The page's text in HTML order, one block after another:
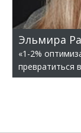
Эльмира
«1-2%
превратиться